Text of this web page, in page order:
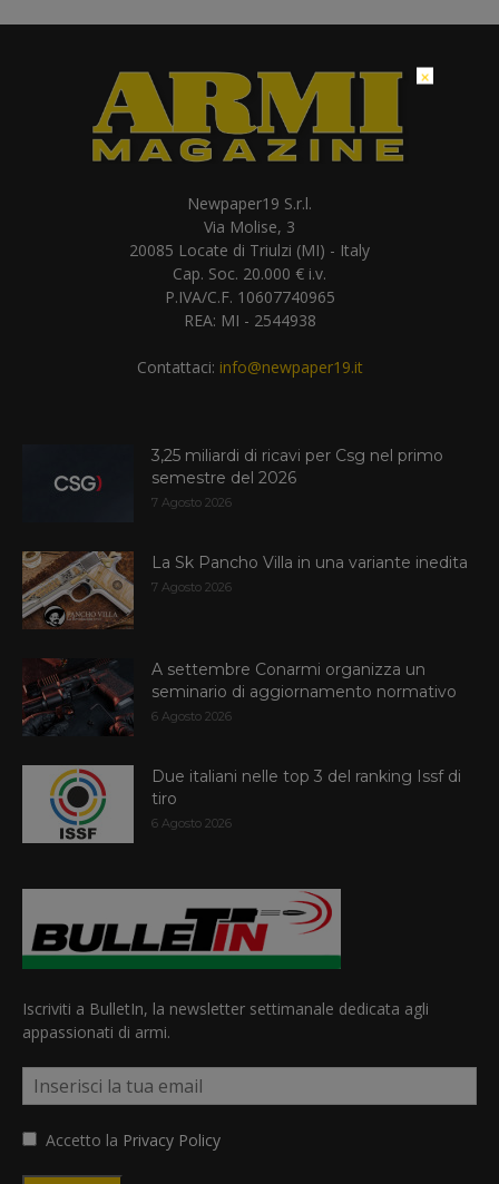
Newpaper19 S.r.l.
Via Molise, 3
20085 Locate di Triulzi (MI) - Italy
Cap. Soc. 20.000 € i.v.
P.IVA/C.F. 10607740965
REA: MI - 2544938
Contattaci: info@newpaper19.it
3,25 miliardi di ricavi per Csg nel primo
semestre del 2026
7 Agosto 2026
La Sk Pancho Villa in una variante inedita
7 Agosto 2026
A settembre Conarmi organizza un
seminario di aggiornamento normativo
6 Agosto 2026
Due italiani nelle top 3 del ranking Issf di
tiro
6 Agosto 2026
Iscriviti a BulletIn, la newsletter settimanale dedicata agli
appassionati di armi.
Accetto la Privacy Policy
×